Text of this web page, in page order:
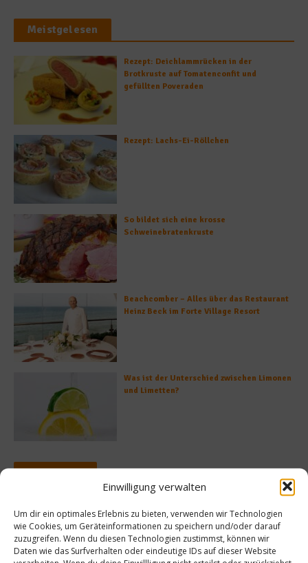
Einwilligung verwalten
Um dir ein optimales Erlebnis zu bieten, verwenden wir Technologien
wie Cookies, um Geräteinformationen zu speichern und/oder darauf
zuzugreifen. Wenn du diesen Technologien zustimmst, können wir
Daten wie das Surfverhalten oder eindeutige IDs auf dieser Website
Meistgelesen
Rezept: Deichlammrücken in der
Brotkruste auf Tomatenconfit und
gefüllten Poveraden
Rezept: Lachs-Ei-Röllchen
So bildet sich eine krosse
Schweinebratenkruste
Beachcomber – Alles über das Restaurant
Heinz Beck im Forte Village Resort
Was ist der Unterschied zwischen Limonen
und Limetten?
Empfohlen
Grillwelten